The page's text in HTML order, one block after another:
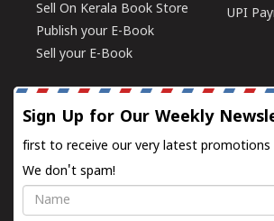
Sell On Kerala Book Store
Publish your E-Book
Sell your E-Book
UPI
Sign Up for Our Weekly
first to receive our very latest promotions
We don't spam!
Name